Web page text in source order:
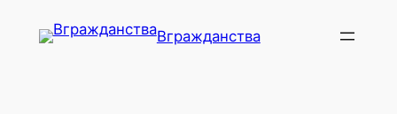
Вгражданства